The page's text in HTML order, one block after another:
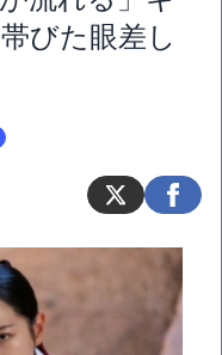
びた眼差し